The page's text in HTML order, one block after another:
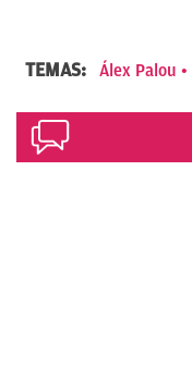
TEMAS: Álex Palou